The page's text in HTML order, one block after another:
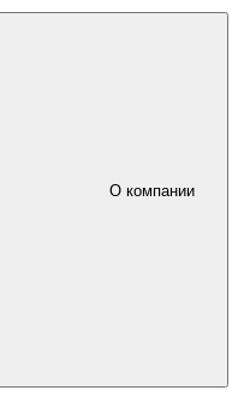
О компании